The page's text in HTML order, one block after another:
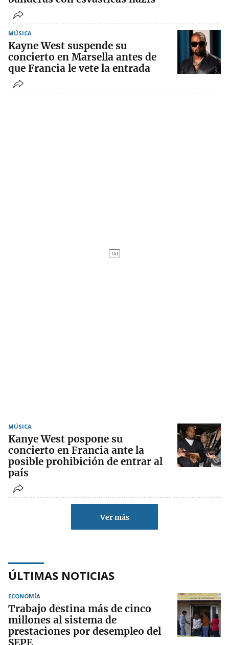
MÚSICA
Kayne West suspende su
concierto en Marsella antes de
que Francia le vete la entrada
MÚSICA
Kanye West pospone su
concierto en Francia ante la
posible prohibición de entrar al
país
Ver más
ÚLTIMAS NOTICIAS
ECONOMÍA
Trabajo destina más de cinco
millones al sistema de
prestaciones por desempleo del
SEPE